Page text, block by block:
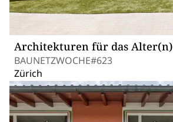
Architekturen für das Alter(n)
BAUNETZWOCHE#623
Zürich